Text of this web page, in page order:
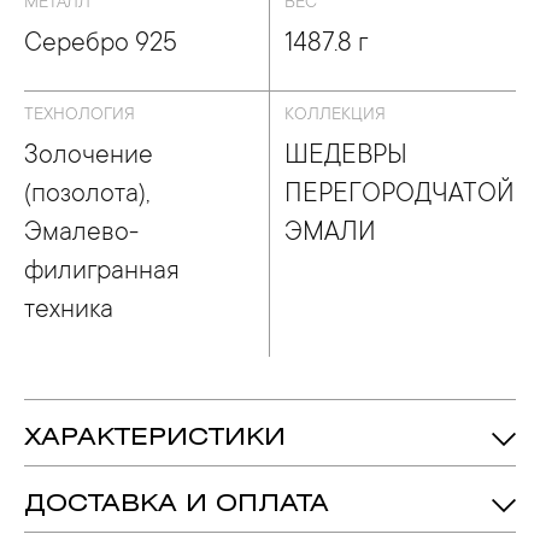
Серебро 925 1487.8 г
ТЕХНОЛОГИЯ
Золочение
(позолота),
Эмалево-
филигранная
техника
КОЛЛЕКЦИЯ
ШЕДЕВРЫ
ПЕРЕГОРОДЧАТОЙ
ЭМАЛИ
ХАРАКТЕРИСТИКИ
Технология:
Золочение (позолота), Эмалево-
ДОСТАВКА И ОПЛАТА